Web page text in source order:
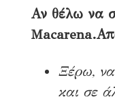
Αν θέλω να
Ξέρω,
και σε